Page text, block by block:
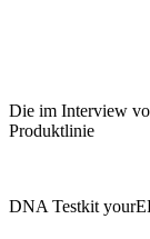
Die im Interview
Produktlinie
DNA Testkit